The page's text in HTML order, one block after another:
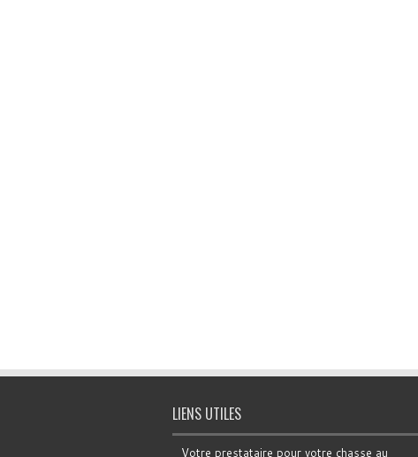
LIENS UTILES
Votre prestataire pour votre chasse au